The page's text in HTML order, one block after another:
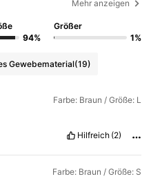
Mehr anzeigen
94%
Größer
1%
Gewebematerial(19)
Farbe: Braun / Größe: L
Hilfreich (2)
Farbe: Braun / Größe: S